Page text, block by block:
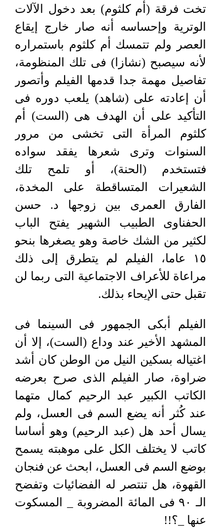
تخت فرقة (أم كلثوم) بعد دخول الآلات
الوترية وإحساسه أنه صار خارج إيقاع
العصر ولم تتمسك أم كلثوم باستمراره
لأنه سيصبح (نشازا) فى تلك المنظومة،
تفاصيل مهمة جدا قدمها الفيلم وأتصور
أن إعادته على (شاهد) يلعب دوره فى
التأكيد على أن الهدف هى (الست) أم
كلثوم المرأة التى تخشى من مرور
السنوات وترى شعرها يفقد سواده
فتستخدم (الحنة)، أو تلمح تلك
الشعيرات المتساقطة على المخدة،
الفارق العمرى بين زوجها د. حسن
الحفناوى الطبيب الشهير يفتح الباب
لكثير من الشك خاصة وهو يصغرها بنحو
١٥ عاما، الفيلم لم يتطرق إلى ذلك
مراعاة للأعراف الاجتماعية التى ربما لن
تقبل حتى الإيحاء بذلك.
الفيلم أبكى الجمهور فى السينما فى
المشهد الأخير عند وداع (الست)، إلا أن
اغتياله بسكين النيل من الوطن كان أشد
ضراوة، صار الفيلم الذى صرح بعرضه
الكاتب الكبير عبد الرحيم كمال متهما
عند كُثر أنه يضع السم فى العسل، ولم
يسال أحد هل (عبد الرحيم) وهو أساسا
كاتب لا يختلف الكل على موهبته يسمح
بوضع السم فى العسل، ابحث عن فنجان
القهوة، هل تنتصر له الفضائيات وتفضح
الـ ٩٠ فى المائة المضروبة _ المسكوت
عنها _؟!!